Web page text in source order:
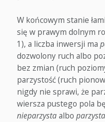
W końcowym stanie
się w prawym dolnym
1), a liczba inwersji ma
dozwolony ruch albo
bez zmian (ruch
parzystość (ruch
nigdy nie sprawi, że
wiersza pustego pola
nieparzystaalbo parzysta